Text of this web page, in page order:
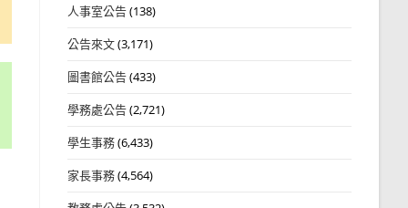
人事室公告(138)
公告來文(3,171)
圖書館公告(433)
學務處公告(2,721)
學生事務(6,433)
家長事務(4,564)